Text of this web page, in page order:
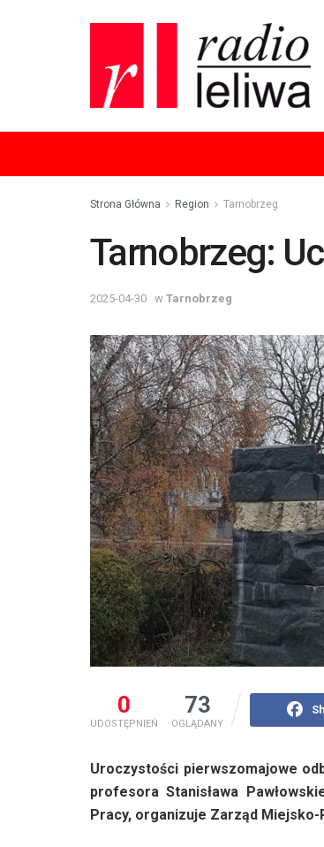
Strona Główna Region Tarnobrzeg
Tarnobrzeg:
2025-04-30 w Tarnobrzeg
0
UDOSTĘPNIEŃ
73
OGLĄDANY
Uroczystości pierwszomajowe
profesora Stanisława
Pracy, organizuje Zarząd